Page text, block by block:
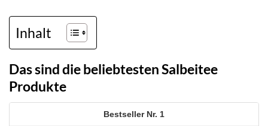
Inhalt
Das sind die beliebtesten Salbeitee
Produkte
1